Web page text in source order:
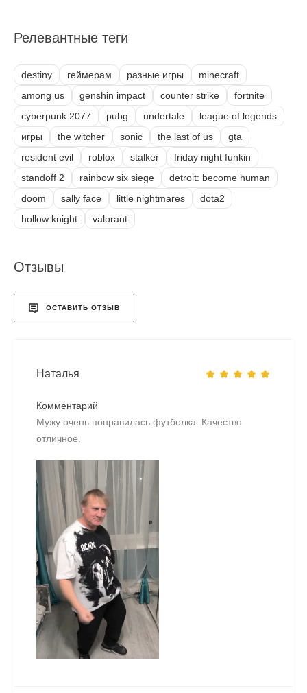
Релевантные теги
destiny геймерам разные игры
minecraft
among us
genshin impact counter strike
fortnite
cyberpunk 2077
pubg undertale
league of legends
игры
the witcher sonic the last of us
gta
resident evil
roblox stalker
friday night funkin
standoff 2
rainbow six siege
detroit: become human
doom
sally face little nightmares
dota2
hollow knight
valorant
Отзывы
ОСТАВИТЬ ОТЗЫВ
Наталья
Комментарий
Мужу очень понравилась футболка. Качество
отличное.